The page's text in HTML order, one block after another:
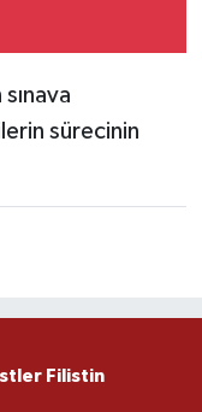
sürecinin
Filistin